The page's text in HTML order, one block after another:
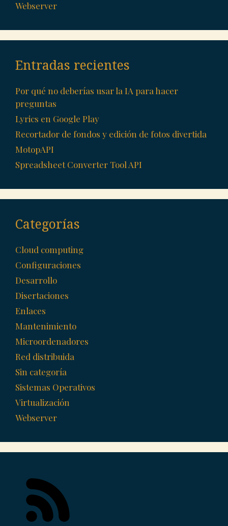
Webserver
Entradas recientes
Por qué no deberías usar la IA para hacer
preguntas
Lyrics en Google Play
Recortador de fondos y edición de fotos divertida
MotopAPI
Spreadsheet Converter Tool API
Categorías
Cloud computing
Configuraciones
Desarrollo
Disertaciones
Enlaces
Mantenimiento
Microordenadores
Red distribuida
Sin categoría
Sistemas Operativos
Virtualización
Webserver